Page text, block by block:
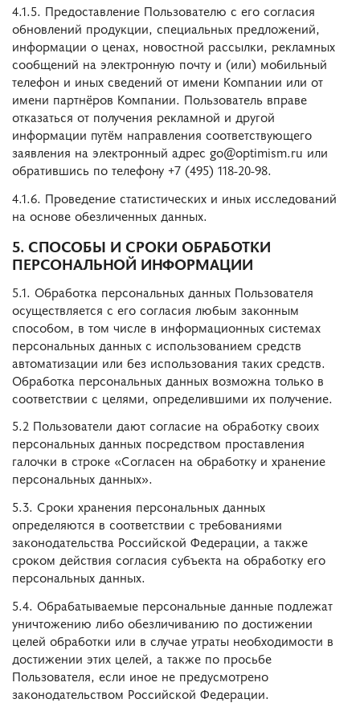
4.1.5. Предоставление Пользователю с его согласия
обновлений продукции, специальных предложений,
информации о ценах, новостной рассылки, рекламных
сообщений на электронную почту и (или) мобильный
телефон и иных сведений от имени Компании или от
имени партнёров Компании. Пользователь вправе
отказаться от получения рекламной и другой
информации путём направления соответствующего
заявления на электронный адрес go@optimism.ru или
обратившись по телефону +7 (495) 118-20-98.
4.1.6. Проведение статистических и иных исследований
на основе обезличенных данных.
5. СПОСОБЫ И СРОКИ ОБРАБОТКИ
ПЕРСОНАЛЬНОЙ ИНФОРМАЦИИ
5.1. Обработка персональных данных Пользователя
осуществляется с его согласия любым законным
способом, в том числе в информационных системах
персональных данных с использованием средств
автоматизации или без использования таких средств.
Обработка персональных данных возможна только в
соответствии с целями, определившими их получение.
5.2 Пользователи дают согласие на обработку своих
персональных данных посредством проставления
галочки в строке «Согласен на обработку и хранение
персональных данных».
5.3. Сроки хранения персональных данных
определяются в соответствии с требованиями
законодательства Российской Федерации, а также
сроком действия согласия субъекта на обработку его
персональных данных.
5.4. Обрабатываемые персональные данные подлежат
уничтожению либо обезличиванию по достижении
целей обработки или в случае утраты необходимости в
достижении этих целей, а также по просьбе
Пользователя, если иное не предусмотрено
законодательством Российской Федерации.